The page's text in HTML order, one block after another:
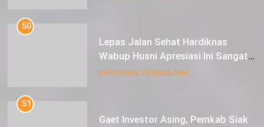
50
Lepas Jalan Sehat Hardiknas
Wabup Husni Apresiasi Ini Sangat
Luar Biasa
INFOTORIAL PEMKAB SIAK
51
Gaet Investor Asing, Pemkab Siak